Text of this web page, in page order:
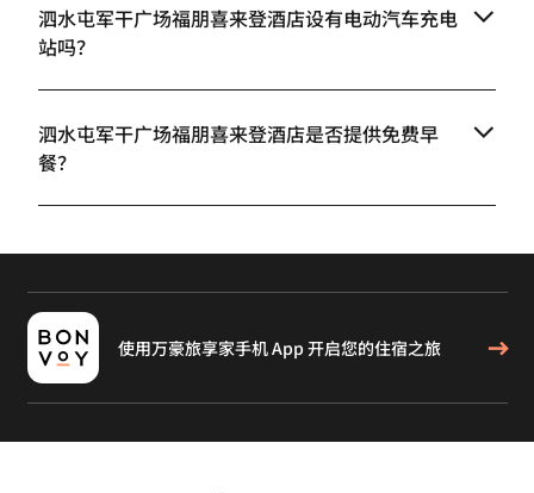
泗水屯军干广场福朋喜来登酒店设有电动汽车充电
站吗？
泗水屯军干广场福朋喜来登酒店是否提供免费早
餐？
使用万豪旅享家手机 App 开启您的住宿之旅